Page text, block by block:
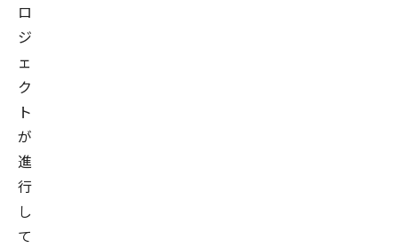
ロ
ジ
ェ
ク
ト
が
進
行
し
て